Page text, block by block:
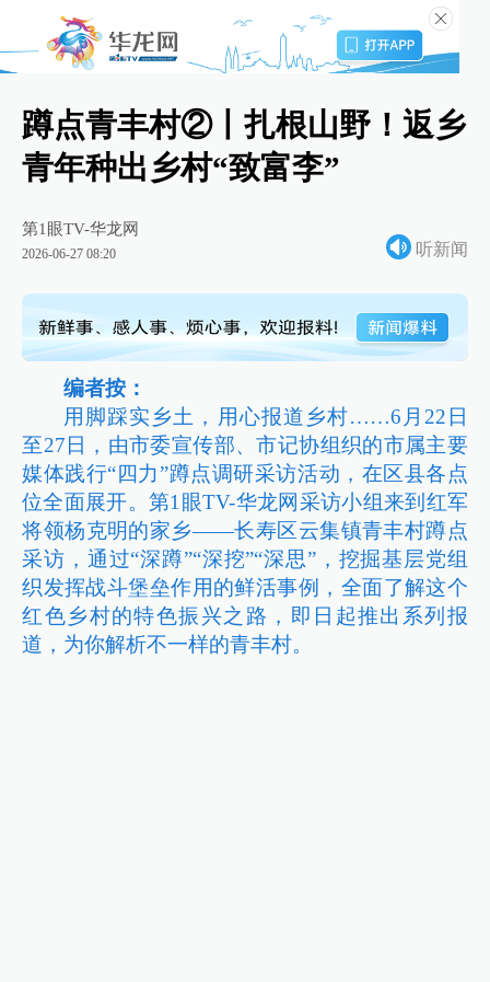
蹲点青丰村②丨扎根山野！返乡
青年种出乡村“致富李”
第1眼TV-华龙网
2026-06-27 08:20 听新闻
编者按：
用脚踩实乡土，用心报道乡村……6月22日
至27日，由市委宣传部、市记协组织的市属主要
媒体践行“四力”蹲点调研采访活动，在区县各点
位全面展开。第1眼TV-华龙网采访小组来到红军
将领杨克明的家乡——长寿区云集镇青丰村蹲点
采访，通过“深蹲”“深挖”“深思”，挖掘基层党组
织发挥战斗堡垒作用的鲜活事例，全面了解这个
红色乡村的特色振兴之路，即日起推出系列报
道，为你解析不一样的青丰村。